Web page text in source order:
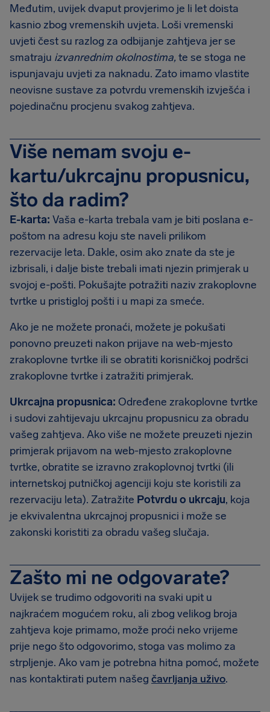
Međutim, uvijek dvaput provjerimo je li let doista
kasnio zbog vremenskih uvjeta. Loši vremenski
uvjeti čest su razlog za odbijanje zahtjeva jer se
smatraju izvanrednim okolnostima,te se stoga ne
ispunjavaju uvjeti za naknadu. Zato imamo vlastite
neovisne sustave za potvrdu vremenskih izvješća i
pojedinačnu procjenu svakog zahtjeva.
Više nemam svoju e-
kartu/ukrcajnu propusnicu,
što da radim?
E-karta: Vaša e-karta trebala vam je biti poslana e-
poštom na adresu koju ste naveli prilikom
rezervacije leta. Dakle, osim ako znate da ste je
izbrisali, i dalje biste trebali imati njezin primjerak u
svojoj e-pošti. Pokušajte potražiti naziv zrakoplovne
tvrtke u pristigloj pošti i u mapi za smeće.
Ako je ne možete pronaći, možete je pokušati
ponovno preuzeti nakon prijave na web-mjesto
zrakoplovne tvrtke ili se obratiti korisničkoj podršci
zrakoplovne tvrtke i zatražiti primjerak.
Ukrcajna propusnica: Određene zrakoplovne tvrtke
i sudovi zahtijevaju ukrcajnu propusnicu za obradu
vašeg zahtjeva. Ako više ne možete preuzeti njezin
primjerak prijavom na web-mjesto zrakoplovne
tvrtke, obratite se izravno zrakoplovnoj tvrtki (ili
internetskoj putničkoj agenciji koju ste koristili za
rezervaciju leta). Zatražite Potvrdu o ukrcaju, koja
je ekvivalentna ukrcajnoj propusnici i može se
zakonski koristiti za obradu vašeg slučaja.
Zašto mi ne odgovarate?
Uvijek se trudimo odgovoriti na svaki upit u
najkraćem mogućem roku, ali zbog velikog broja
zahtjeva koje primamo, može proći neko vrijeme
prije nego što odgovorimo, stoga vas molimo za
strpljenje. Ako vam je potrebna hitna pomoć, možete
nas kontaktirati putem našeg čavrljanja uživo.